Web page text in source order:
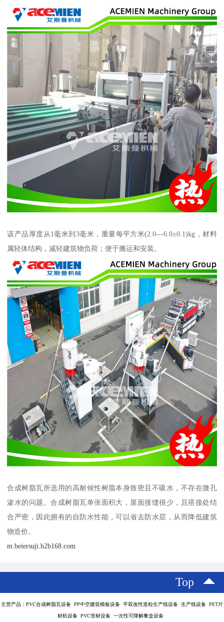
该产品厚度从1毫米到3毫米，重量每平方米(2.0---6.0±0.1)kg，材料
属轻体结构，减轻建筑物负荷；便于搬运和安装。
合成树脂瓦所选用的高耐候性树脂本身致密且不吸水，不存在微孔
渗水的问题。合成树脂瓦单张面积大，屋面接缝很少，且搭接处结
合严密，因此拥有的自防水性能，可以省去防水层，从而降低建筑
物造价。
m.beiersuji.b2b168.com
Top
主营产品：PVC合成树脂瓦设备 PP中空建筑模板设备 平双改性造粒生产线设备 生产线设备 PET片
材机设备 PVC管材设备 一次性可降解餐盒设备